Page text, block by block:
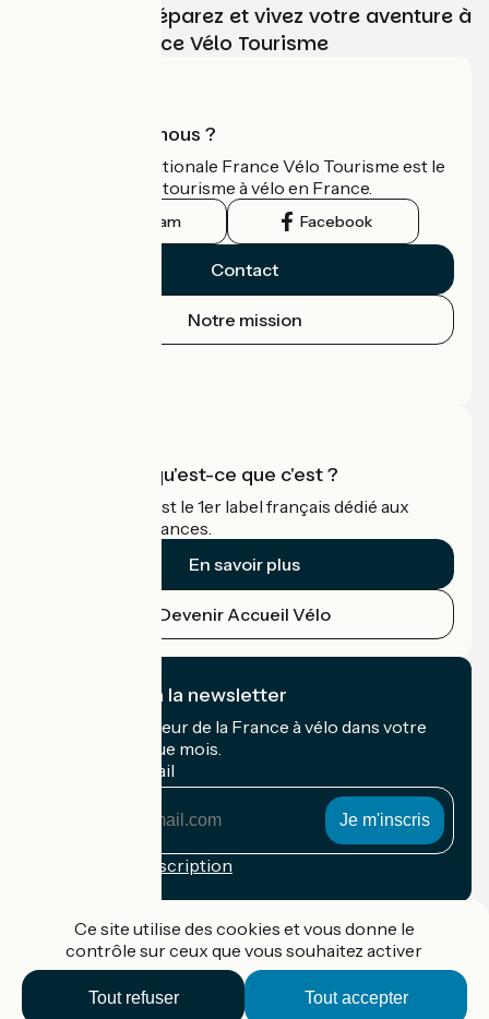
Choisissez, préparez et vivez votre aventure à
vélo avec France Vélo Tourisme
Qui sommes-nous ?
L'association nationale France Vélo Tourisme est le
guide officiel du tourisme à vélo en France.
Instagram Facebook
Contact
Notre mission
Accueil Vélo qu'est-ce que c'est ?
Accueil Vélo c'est le 1er label français dédié aux
cyclistes en vacances.
En savoir plus
Devenir Accueil Vélo
Je m'abonne à la newsletter
Recevez le meilleur de la France à vélo dans votre
boîte mail chaque mois.
Mon adresse mail
Conditions d'inscription
Accueil Vélo Pro
Ce site utilise des cookies et vous donne le
contrôle sur ceux que vous souhaitez activer
Tout accepter
Tout refuser